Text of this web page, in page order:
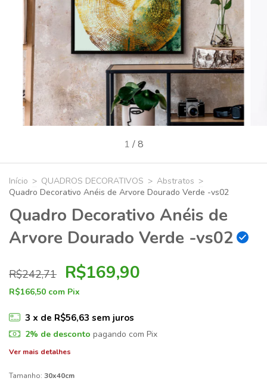
1 /8
Início > QUADROS DECORATIVOS > Abstratos >
Quadro Decorativo Anéis de Arvore Dourado Verde -vs02
Quadro Decorativo Anéis de
Arvore Dourado Verde -vs02
R$242,71 R$169,90
R$166,50 com Pix
3 x de R$56,63 sem juros
2% de desconto pagando com Pix
Ver mais detalhes
Tamanho: 30x40cm